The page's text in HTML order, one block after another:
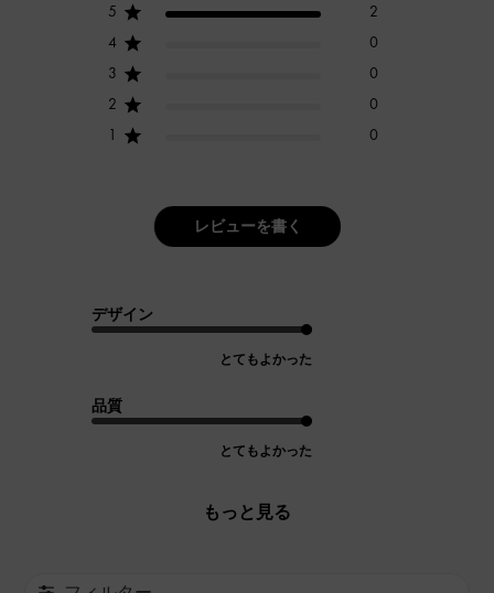
5
2
4
0
3
0
2
0
1
0
レビューを書く
デザイン
とてもよかった
品質
とてもよかった
もっと見る